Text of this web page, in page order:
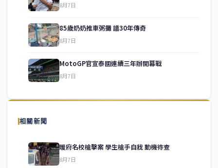
8月7日
85歲奶奶推車粥攤 譜30年傳奇
8月7日
MotoGP官宣泰國連續三年辦開幕戰
8月7日
相關新聞
暖府名校槍擊案 學生槍手自戕 動機待查
8月7日
關於我們
泰國中文新聞（TCN）是一家總部設於曼谷的中文新聞媒體，致力於
供即時、客觀、多元的中文新聞內容。
service@thaichinesenews.com